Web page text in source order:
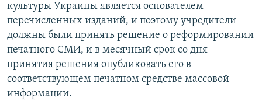
культуры Украины является основателем
перечисленных изданий, и поэтому учредители
должны были принять решение о реформировании
печатного СМИ, и в месячный срок со дня
принятия решения опубликовать его в
соответствующем печатном средстве массовой
информации.